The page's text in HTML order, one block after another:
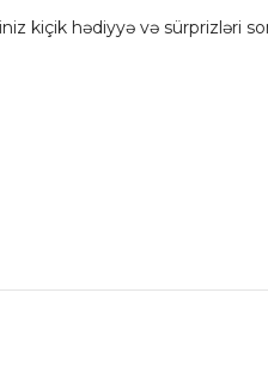
kiçik hədiyyə və sürprizləri